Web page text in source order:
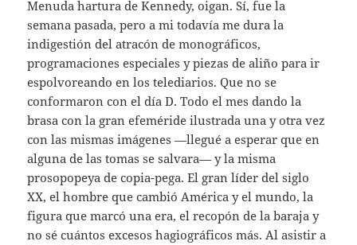
Menuda hartura de Kennedy, oigan. Sí, fue la
semana pasada, pero a mi todavía me dura la
indigestión del atracón de monográficos,
programaciones especiales y piezas de aliño para ir
espolvoreando en los telediarios. Que no se
conformaron con el día D. Todo el mes dando la
brasa con la gran efeméride ilustrada una y otra vez
con las mismas imágenes —llegué a esperar que en
alguna de las tomas se salvara— y la misma
prosopopeya de copia-pega. El gran líder del siglo
XX, el hombre que cambió América y el mundo, la
figura que marcó una era, el recopón de la baraja y
no sé cuántos excesos hagiográficos más. Al asistir a